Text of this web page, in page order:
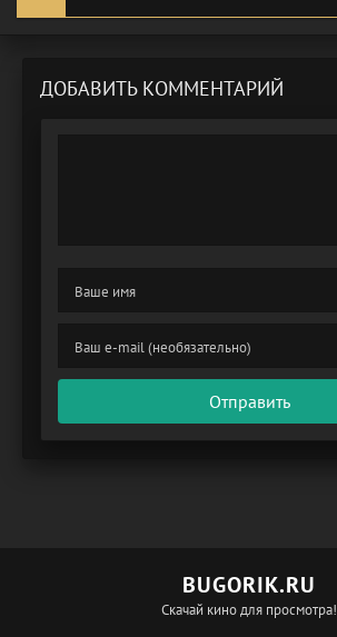
ДОБАВИТЬ КОММЕНТАРИЙ
Отправить
BUGORIK.RU
Скачай кино для просмотра!